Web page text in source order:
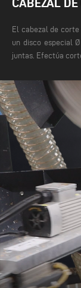
CABEZAL DE
El cabezal de
un disco especial
juntas. Efectúa